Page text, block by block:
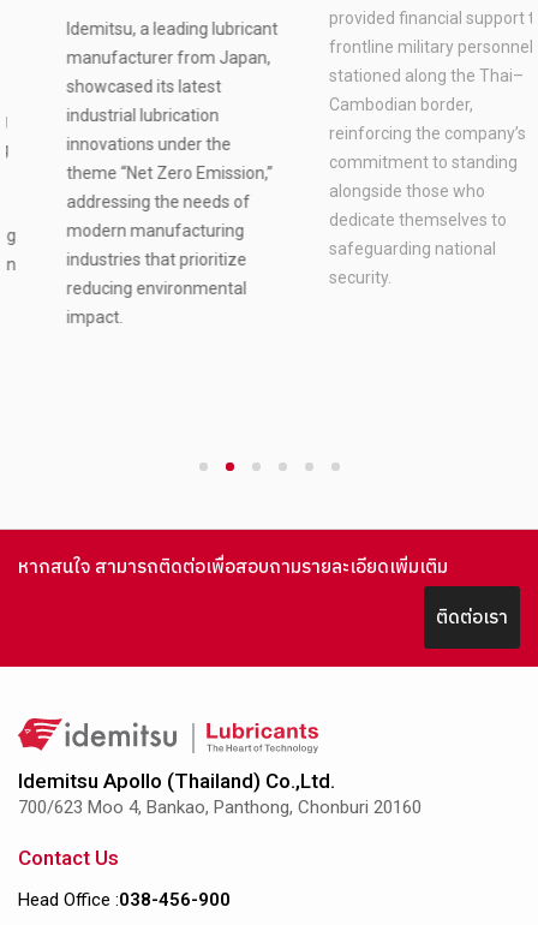
Idemitsu, a leading lubricant
manufacturer from Japan,
showcased its latest
industrial lubrication
innovations under the
theme “Net Zero Emission,”
addressing the needs of
modern manufacturing
industries that prioritize
reducing environmental
impact.
stationed along the
Thai–Cambodian border
Idemitsu Apollo, together
with private-sector partners,
provided financial support to
stationed along the Thai–
reinforcing the company’s
commitment to standing
หากสนใจ สามารถติดต่อเพื่อสอบถามรายละเอียดเพิ่มเติม
ติดต่อเรา
Idemitsu Apollo (Thailand) Co.,Ltd.
700/623 Moo 4, Bankao, Panthong, Chonburi 20160
Contact Us
Head Office :038-456-900